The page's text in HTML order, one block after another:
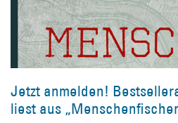
Jetzt anmelden!
liest aus